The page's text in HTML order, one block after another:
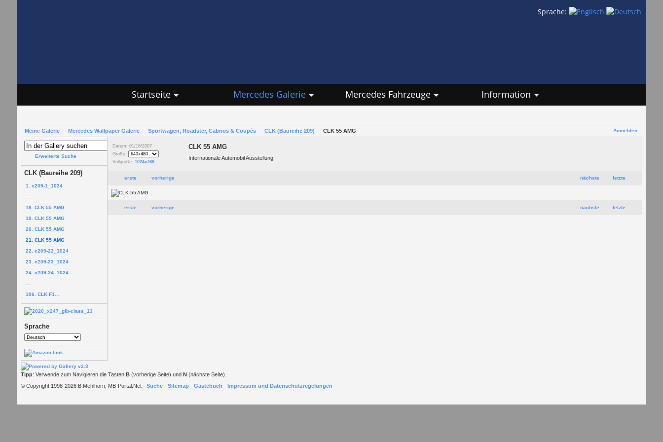
Sprache:
Startseite Mercedes Galerie Mercedes Fahrzeuge Information
Anmelden
Meine Galerie Mercedes Wallpaper Galerie Sportwagen, Roadster, Cabrios & Coupés CLK (Baureihe 209) CLK 55 AMG
Erweiterte Suche
CLK (Baureihe 209)
1. c209-1_1024
18. CLK 55 AMG
19. CLK 55 AMG
20. CLK 55 AMG
21. CLK 55 AMG
22. c209-22_1024
23. c209-23_1024
24. c209-24_1024
106. CLK F1...
Sprache
Datum: 01/16/2007
Größe:
Vollgröße: 1024x768
CLK 55 AMG
Internationale Automobil Ausstellung
nächste letzte
erste vorherige
nächste letzte
erste vorherige
Tipp: Verwende zum Navigieren die Tasten B(vorherige Seite) und N(nächste Seite).
© Copyright 1998-2026 B.Mehlhorn, MB-Portal.Net - Suche- Sitemap- Gästebuch - Impressum und Datenschutzregelungen